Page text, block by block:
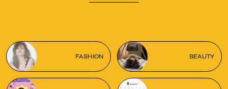
FASHION BEAUTY